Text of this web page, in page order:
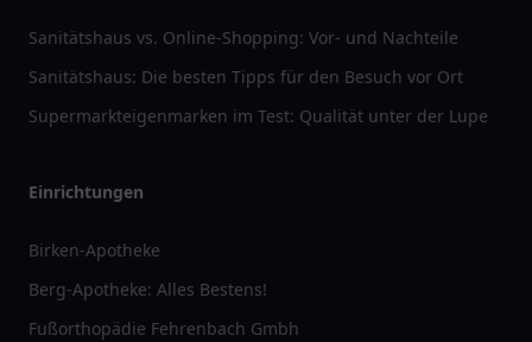
Sanitätshaus vs. Online-Shopping: Vor- und Nachteile
Sanitätshaus: Die besten Tipps für den Besuch vor Ort
Supermarkteigenmarken im Test: Qualität unter der Lupe
Einrichtungen
Birken-Apotheke
Berg-Apotheke: Alles Bestens!
Fußorthopädie Fehrenbach Gmbh